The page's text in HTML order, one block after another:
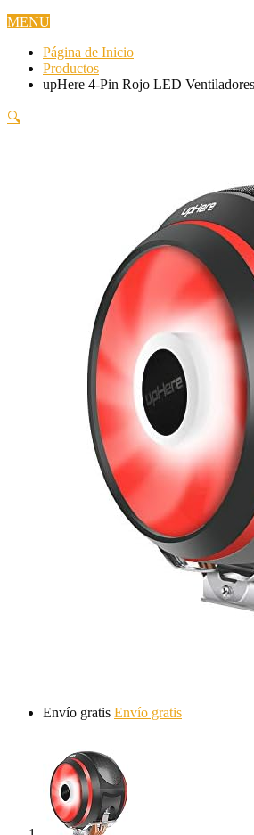
MENU
Página de Inicio
Productos
upHere 4-Pin Rojo LED
🔍
Envío gratis Envío gratis